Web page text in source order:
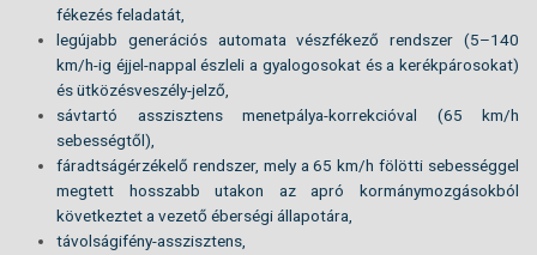
fékezés feladatát,
legújabb generációs automata vészfékező rendszer (5–140
km/h-ig éjjel-nappal észleli a gyalogosokat és a kerékpárosokat)
és ütközésveszély-jelző,
sávtartó asszisztens menetpálya-korrekcióval (65 km/h
sebességtől),
fáradtságérzékelő rendszer, mely a 65 km/h fölötti sebességgel
megtett hosszabb utakon az apró kormánymozgásokból
következtet a vezető éberségi állapotára,
távolságifény-asszisztens,